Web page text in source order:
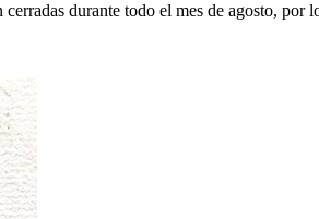
durante todo el mes de agosto,